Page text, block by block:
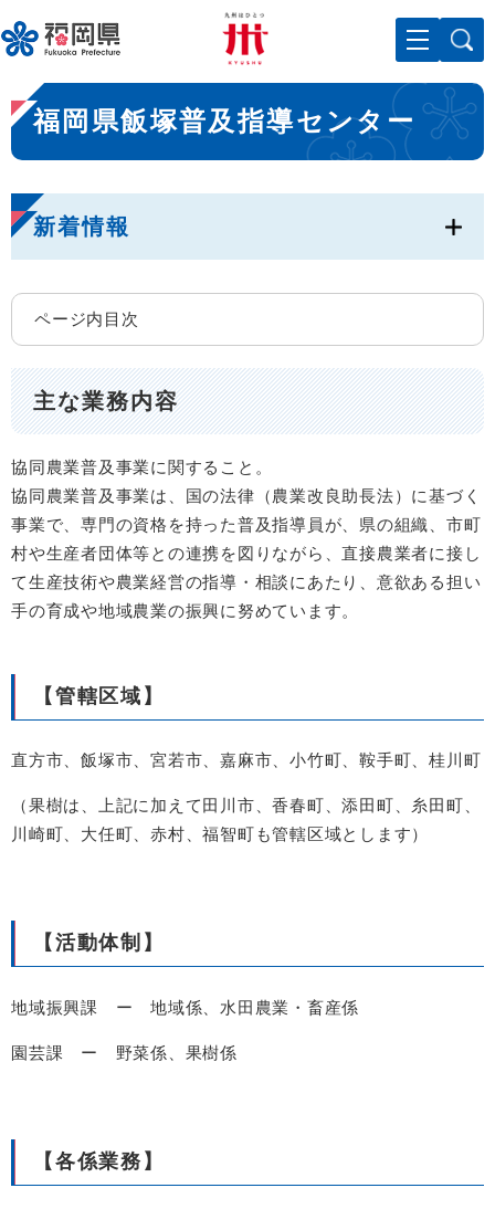
ー
ジ
先
頭
で
。
メニューを飛ばして本文へ
本
文
福岡県飯塚普及指導センター
新着情報
ページ内目次
主な業務内容
協同農業普及事業に関すること。
協同農業普及事業は、国の法律（農業改良助長法）に基づく
事業で、専門の資格を持った普及指導員が、県の組織、市町
村や生産者団体等との連携を図りながら、直接農業者に接し
て生産技術や農業経営の指導・相談にあたり、意欲ある担い
手の育成や地域農業の振興に努めています。
【管轄区域】
直方市、飯塚市、宮若市、嘉麻市、小竹町、鞍手町、桂川町
（果樹は、上記に加えて田川市、香春町、添田町、糸田町、
川崎町、大任町、赤村、福智町も管轄区域とします）
【活動体制】
地域振興課 ー 地域係、水田農業・畜産係
園芸課 ー 野菜係、果樹係
【各係業務】